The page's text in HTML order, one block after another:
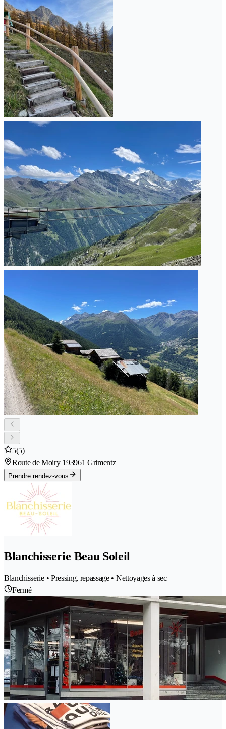
5(5)
Route de Moiry 193961 Grimentz
Prendre rendez-vous
Blanchisserie Beau Soleil
Blanchisserie • Pressing, repassage • Nettoyages à sec
Fermé